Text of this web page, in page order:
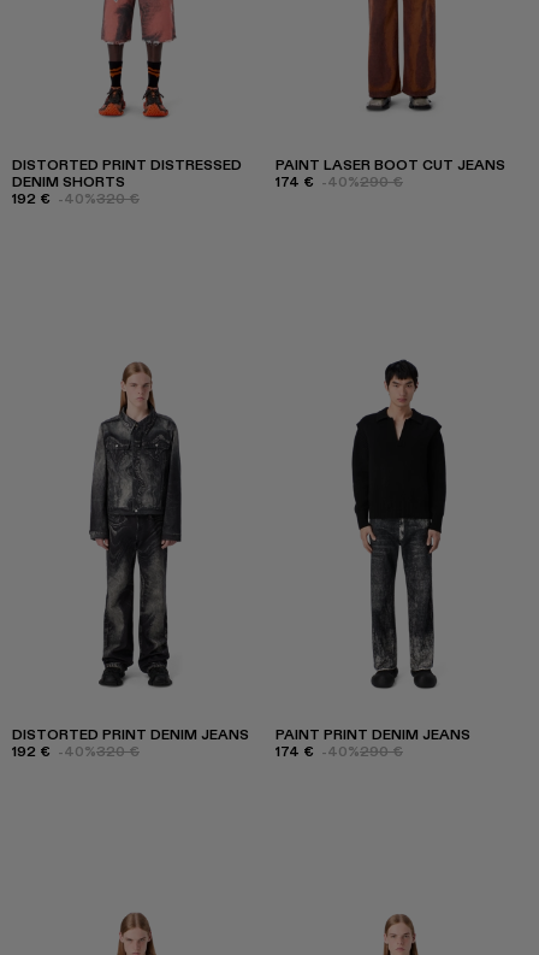
DISTORTED PRINT DISTRESSED
DENIM SHORTS
192 € -40%320 €
PAINT LASER BOOT CUT JEANS
174 € -40%290 €
DISTORTED PRINT DENIM JEANS
192 € -40%320 €
PAINT PRINT DENIM JEANS
174 € -40%290 €